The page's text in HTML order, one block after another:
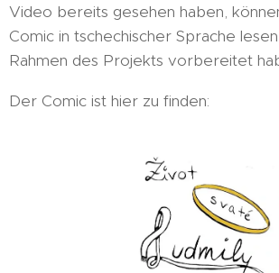
Video bereits gesehen haben,
Comic in tschechischer Sprache
Rahmen des Projekts vorbereitet
Der Comic ist hier zu finden: